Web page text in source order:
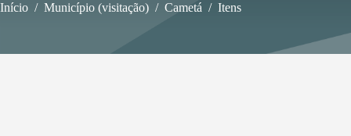
Início / Município (visitação) / Cametá / Itens